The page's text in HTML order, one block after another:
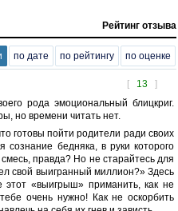
Рейтинг отзыва
по дате по рейтингу по оценке
[ 13 ]
рода эмоциональный блицкриг.
но времени читать нет.
готовы пойти родители ради своих
бедняка, в руки которого
правда? Но не старайтесь для
свой выигранный миллион?» Здесь
«выигрыш» приманить, как не
очень нужно! Как не оскорбить